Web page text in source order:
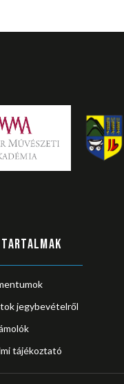
jegybevételről
tájékoztató